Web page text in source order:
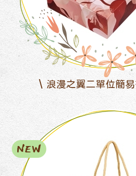
浪漫之翼二單位簡
NEW